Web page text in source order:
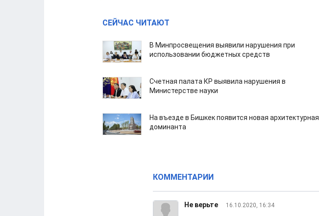
СЕЙЧАС ЧИТАЮТ
В Минпросвещения выявили нарушения при
использовании бюджетных средств
Счетная палата КР выявила нарушения в
Министерстве науки
На въезде в Бишкек появится новая архитектурная
доминанта
КОММЕНТАРИИ
Не верьте 16.10.2020, 16:34